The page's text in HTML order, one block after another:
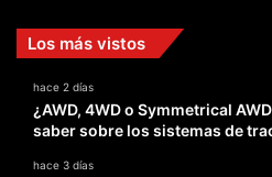
Los más vistos
hace 2 días
¿AWD, 4WD o Symmetrical
saber sobre los sistemas de
hace 3 días